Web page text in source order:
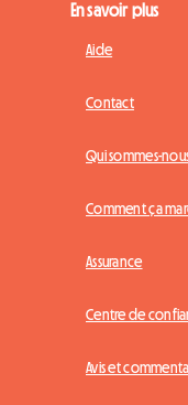
En savoir plus
Aide
Contact
Qui sommes-
Comment ça
Assurance
Centre de
Avis et